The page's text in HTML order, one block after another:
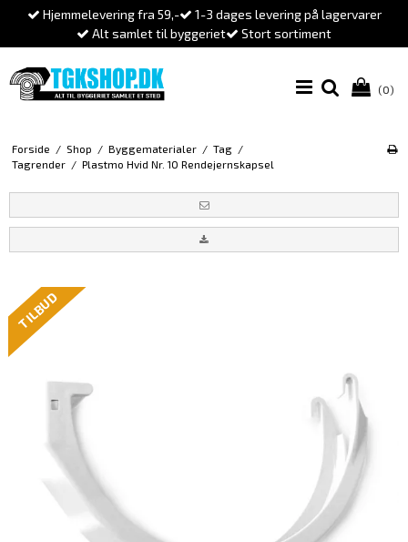
Hjemmelevering fra 59,-
1-3 dages levering på lagervarer
Alt samlet til byggeriet
Stort sortiment
(0)
Forside / Shop / Byggematerialer / Tag /
Tagrender / Plastmo Hvid Nr. 10 Rendejernskapsel
TILBUD